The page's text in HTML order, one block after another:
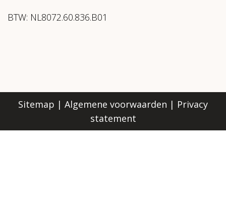
BTW: NL8072.60.836.B01
Sitemap | Algemene voorwaarden | Privacy
statement